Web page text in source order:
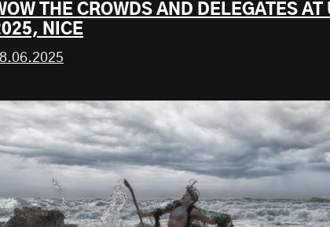
THE CROWDS AND DELEGATES AT
NICE